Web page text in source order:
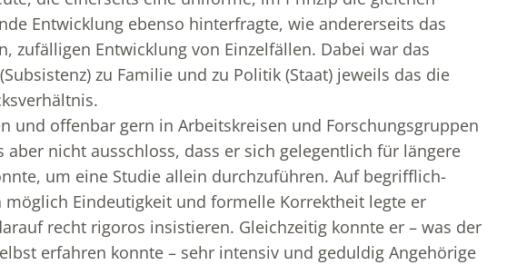
Entwicklung ebenso hinterfragte, wie andererseits das
zufälligen Entwicklung von Einzelfällen. Dabei war das
zu Familie und zu Politik (Staat) jeweils das die
und offenbar gern in Arbeitskreisen und Forschungsgruppen
nicht ausschloss, dass er sich gelegentlich für längere
um eine Studie allein durchzuführen. Auf begrifflich-
möglich Eindeutigkeit und formelle Korrektheit legte er
recht rigoros insistieren. Gleichzeitig konnte er – was der
erfahren konnte – sehr intensiv und geduldig Angehörige